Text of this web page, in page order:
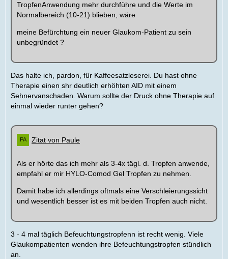
TropfenAnwendung mehr durchführe und die Werte im
Normalbereich (10-21) blieben, wäre
meine Befürchtung ein neuer Glaukom-Patient zu sein
unbegründet ?
Das halte ich, pardon, für Kaffeesatzleserei. Du hast ohne
Therapie einen shr deutlich erhöhten AID mit einem
Sehnervanschaden. Warum sollte der Druck ohne Therapie auf
einmal wieder runter gehen?
Zitat von Paule
Als er hörte das ich mehr als 3-4x tägl. d. Tropfen anwende,
empfahl er mir HYLO-Comod Gel Tropfen zu nehmen.
Damit habe ich allerdings oftmals eine Verschleierungssicht
und wesentlich besser ist es mit beiden Tropfen auch nicht.
3 - 4 mal täglich Befeuchtungstropfenn ist recht wenig. Viele
Glaukompatienten wenden ihre Befeuchtungstropfen stündlich
an.